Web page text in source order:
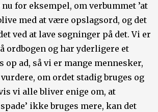
for eksempel, om verbummet ’at
med at være opslagsord, og det
ved at lave søgninger på det. Vi er
ordbogen og har yderligere et
op ad, så vi er mange mennesker,
om ordet stadig bruges og
vi alle bliver enige om, at
ikke bruges mere, kan det